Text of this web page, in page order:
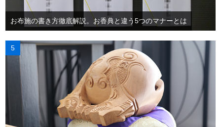
お布施の書き方徹底解説。お香典と違う5つのマナーとは